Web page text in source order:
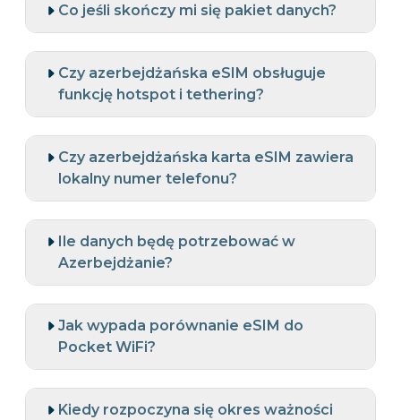
Co jeśli skończy mi się pakiet danych?
Czy azerbejdżańska eSIM obsługuje
funkcję hotspot i tethering?
Czy azerbejdżańska karta eSIM zawiera
lokalny numer telefonu?
Ile danych będę potrzebować w
Azerbejdżanie?
Jak wypada porównanie eSIM do
Pocket WiFi?
Kiedy rozpoczyna się okres ważności